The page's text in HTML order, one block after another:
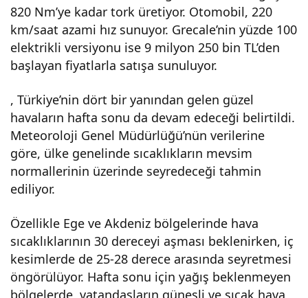
820 Nm’ye kadar tork üretiyor. Otomobil, 220
km/saat azami hız sunuyor. Grecale’nin yüzde 100
elektrikli versiyonu ise 9 milyon 250 bin TL’den
başlayan fiyatlarla satışa sunuluyor.
, Türkiye’nin dört bir yanından gelen güzel
havaların hafta sonu da devam edeceği belirtildi.
Meteoroloji Genel Müdürlüğü’nün verilerine
göre, ülke genelinde sıcaklıkların mevsim
normallerinin üzerinde seyredeceği tahmin
ediliyor.
Özellikle Ege ve Akdeniz bölgelerinde hava
sıcaklıklarının 30 dereceyi aşması beklenirken, iç
kesimlerde de 25-28 derece arasında seyretmesi
öngörülüyor. Hafta sonu için yağış beklenmeyen
bölgelerde, vatandaşların güneşli ve sıcak hava